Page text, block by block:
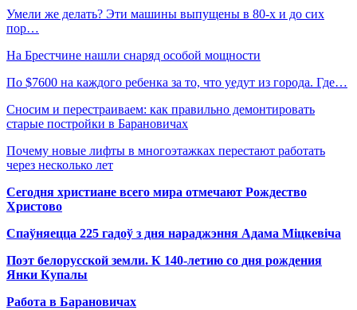
Умели же делать? Эти машины выпущены в 80-х и до сих
пор…
На Брестчине нашли снаряд особой мощности
По $7600 на каждого ребенка за то, что уедут из города. Где…
Сносим и перестраиваем: как правильно демонтировать
старые постройки в Барановичах
Почему новые лифты в многоэтажках перестают работать
через несколько лет
Сегодня христиане всего мира отмечают Рождество
Христово
Спаўняецца 225 гадоў з дня нараджэння Адама Міцкевіча
Поэт белорусской земли. К 140-летию со дня рождения
Янки Купалы
Работа в Барановичах